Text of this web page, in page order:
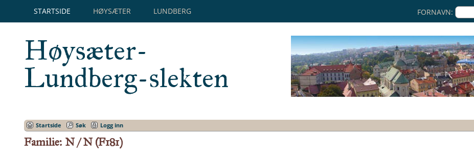
STARTSIDE HØYSÆTER LUNDBERG FORNAVN:
Høysæter-
Lundberg-slekten
Startside Søk Logg inn
Familie: N / N (F181)